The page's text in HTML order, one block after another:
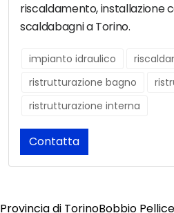
riscaldamento, installazione
scaldabagni a Torino.
impianto idraulico
ristrutturazione bagno
ristrutturazione interna
Contatta
Provincia di TorinoBobbio Pellice